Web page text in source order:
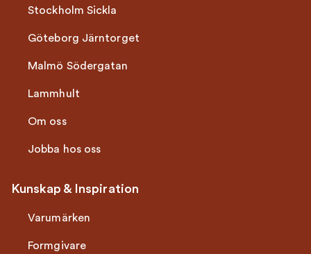
Stockholm Sickla
Göteborg Järntorget
Malmö Södergatan
Lammhult
Om oss
Jobba hos oss
Kunskap & Inspiration
Varumärken
Formgivare